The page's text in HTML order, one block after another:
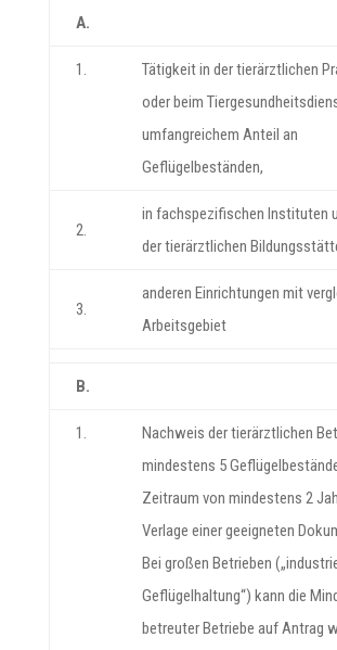
A.
1.
Tätigkeit in der tierärztlichen
oder beim
umfangreichem Anteil an
Geflügelbeständen,
2.
in fachspezifischen Instituten
der tierärztlichen
3.
anderen Einrichtungen mit
Arbeitsgebiet
B.
1.
Nachweis der tierärztlichen
mindestens 5
Zeitraum von mindestens 2
Verlage einer geeigneten
Bei großen Betrieben
Geflügelhaltung“) kann die
betreuter Betriebe auf Antrag